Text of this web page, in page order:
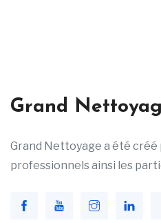
Grand
Grand Nettoyage a été créé
professionnels ainsi les